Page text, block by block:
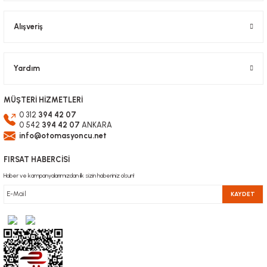
Alışveriş
Yardım
MÜŞTERİ HİZMETLERİ
0 312 394 42 07
0 542 394 42 07 ANKARA
info@otomasyoncu.net
FIRSAT HABERCİSİ
Haber ve kampanyalarımızdan ilk sizin haberiniz olsun!
KAYDET